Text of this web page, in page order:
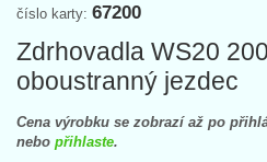
číslo karty: 67200
Zdrhovadla WS20
oboustranný jezdec
Cena výrobku se zobrazí až po
nebo přihlaste.